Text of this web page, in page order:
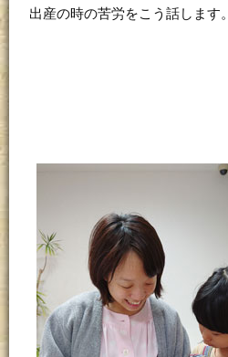
出産の時の苦労をこう話します。